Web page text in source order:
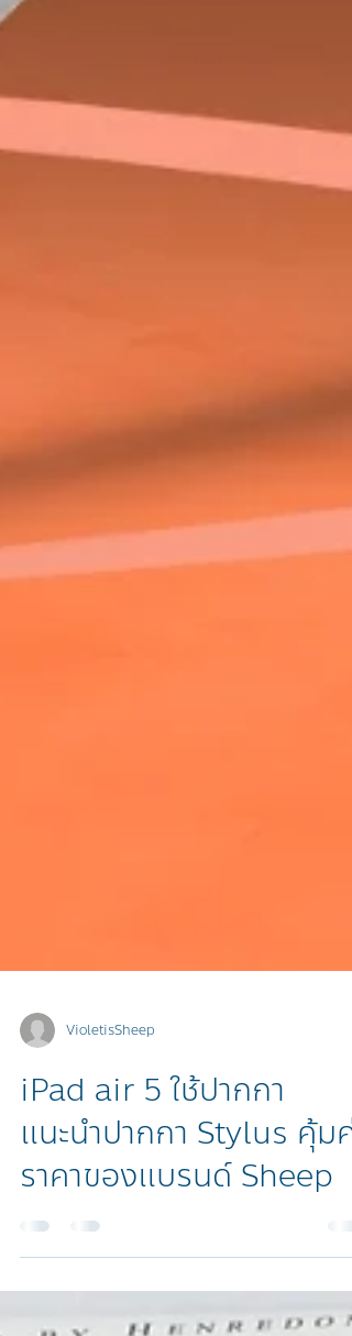
VioletisSheep
iPad air 5 ใช้ปากกา
แนะนำปากกา Stylus คุ้มค่า
ราคาของแบรนด์ Sheep